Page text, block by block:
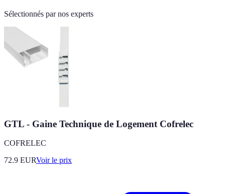
Sélectionnés par nos experts
GTL - Gaine Technique de Logement Cofrelec
COFRELEC
72.9 EURVoir le prix